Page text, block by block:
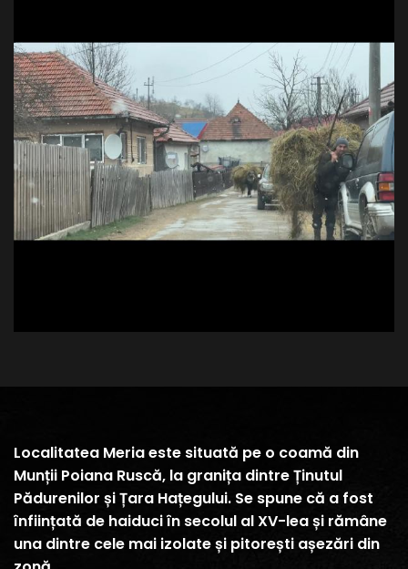
Localitatea Meria este situată pe o coamă din
Munții Poiana Ruscă, la granița dintre Ținutul
Pădurenilor și Țara Hațegului. Se spune că a fost
înființată de haiduci în secolul al XV-lea și rămâne
una dintre cele mai izolate și pitorești așezări din